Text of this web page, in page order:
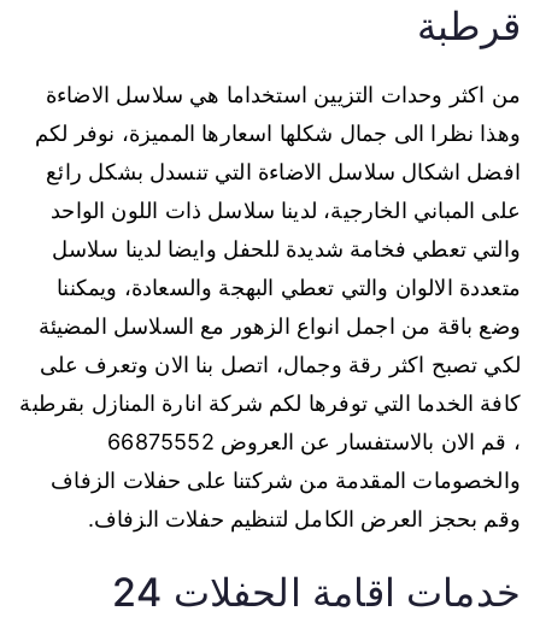
قرطبة
من اكثر وحدات التزيين استخداما هي سلاسل الاضاءة
وهذا نظرا الى جمال شكلها اسعارها المميزة، نوفر لكم
افضل اشكال سلاسل الاضاءة التي تنسدل بشكل رائع
على المباني الخارجية، لدينا سلاسل ذات اللون الواحد
والتي تعطي فخامة شديدة للحفل وايضا لدينا سلاسل
متعددة الالوان والتي تعطي البهجة والسعادة، ويمكننا
وضع باقة من اجمل انواع الزهور مع السلاسل المضيئة
لكي تصبح اكثر رقة وجمال، اتصل بنا الان وتعرف على
كافة الخدما التي توفرها لكم شركة انارة المنازل بقرطبة
، قم الان بالاستفسار عن العروض 66875552
والخصومات المقدمة من شركتنا على حفلات الزفاف
وقم بحجز العرض الكامل لتنظيم حفلات الزفاف.
خدمات اقامة الحفلات 24